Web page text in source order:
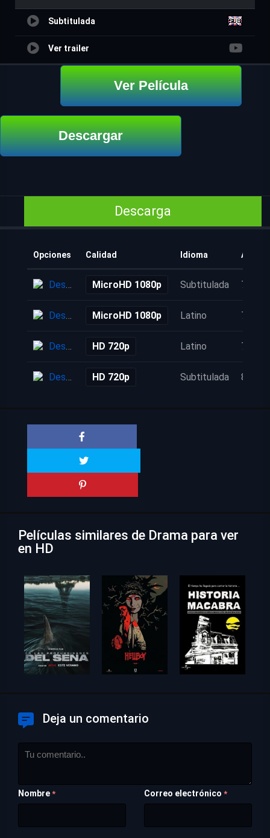
Subtitulada
Ver trailer
Ver Película
Descargar
Descarga
Opciones Calidad Idioma
Descarga MicroHD 1080p Subtitulada 7 años
Descarga MicroHD 1080p Latino 7 años
Descarga HD 720p Latino 7 años
Descarga HD 720p Subtitulada 8 años
Películas similares de Drama para ver
en HD
Deja un comentario
Nombre * Correo electrónico *